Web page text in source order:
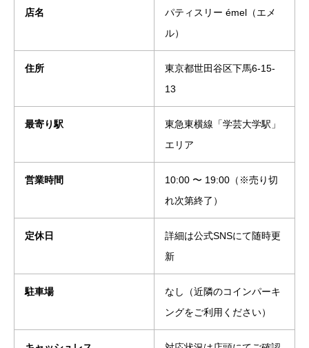
店名
パティスリー émel（エメ
ル）
住所
東京都世田谷区下馬6-15-
13
最寄り駅
東急東横線「学芸大学駅」
エリア
営業時間
10:00 〜 19:00（※売り切
れ次第終了）
定休日
詳細は公式SNSにて随時更
新
駐車場
なし（近隣のコインパーキ
ングをご利用ください）